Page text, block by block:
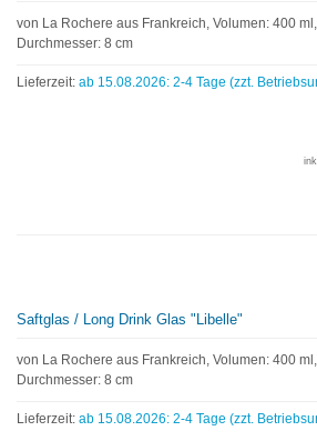
von La Rochere aus Frankreich, Volumen: 400
Durchmesser: 8 cm
Lieferzeit: ab 15.08.2026: 2-4 Tage (zzt.
Saftglas / Long Drink Glas "Libelle"
von La Rochere aus Frankreich, Volumen: 400
Durchmesser: 8 cm
Lieferzeit: ab 15.08.2026: 2-4 Tage (zzt.